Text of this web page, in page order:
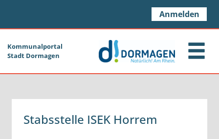
Anmelden
Kommunalportal
Stadt Dormagen
Stabsstelle ISEK Horrem